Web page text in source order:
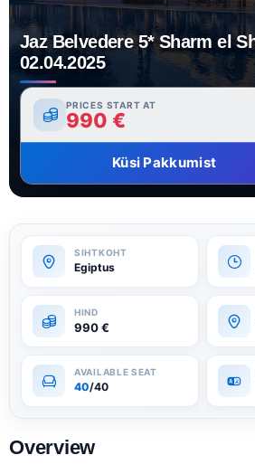
Jaz Belvedere 5* Sharm el
02.04.2025
PRICES START AT
990 €
Küsi Pakkumist
Egiptus
990€
40/40
Overview